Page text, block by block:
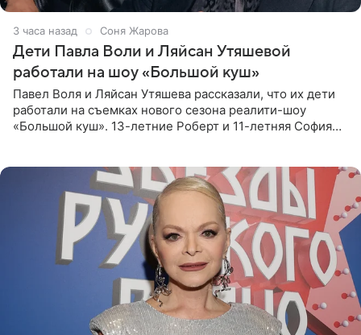
3 часа назад Соня Жарова
Дети Павла Воли и Ляйсан Утяшевой
работали на шоу «Большой куш»
Павел Воля и Ляйсан Утяшева рассказали, что их дети
работали на съемках нового сезона реалити-шоу
«Большой куш». 13-летние Роберт и 11-летняя София